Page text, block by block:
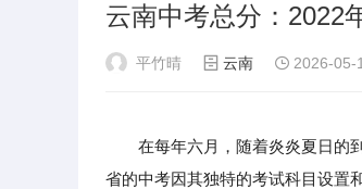
云南中考总分：2022
平竹晴 云南 2026-05-
在每年六月，随着炎炎夏日的
省的中考因其独特的考试科目设置